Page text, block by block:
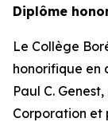
Diplôme
Le Collège
honorifique en
Paul C.
Corporation et